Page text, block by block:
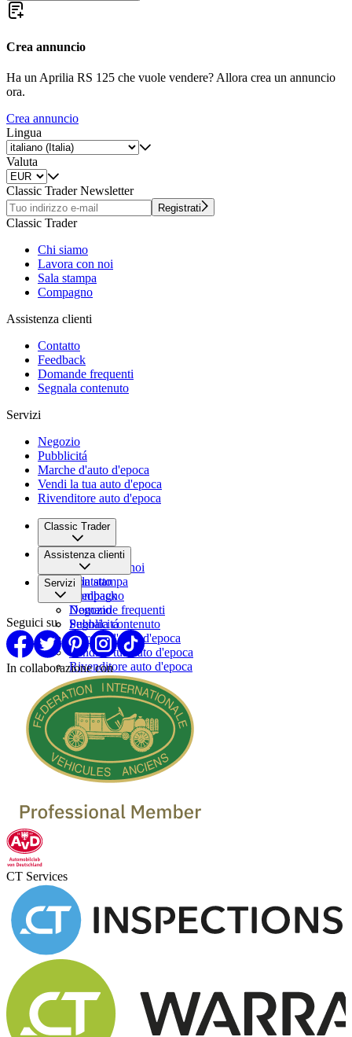
Crea annuncio
Ha un Aprilia RS 125 che vuole vendere? Allora crea un annuncio
ora.
Crea annuncio
Lingua
Valuta
Classic Trader Newsletter
Registrati
Classic Trader
Chi siamo
Lavora con noi
Sala stampa
Compagno
Assistenza clienti
Contatto
Feedback
Domande frequenti
Segnala contenuto
Servizi
Negozio
Pubblicitá
Marche d'auto d'epoca
Vendi la tua auto d'epoca
Rivenditore auto d'epoca
Classic Trader
Chi siamo
Lavora con noi
Sala stampa
Compagno
Assistenza clienti
Contatto
Feedback
Domande frequenti
Segnala contenuto
Servizi
Negozio
Pubblicitá
Marche d'auto d'epoca
Vendi la tua auto d'epoca
Rivenditore auto d'epoca
Seguici su
In collaborazione con
CT Services